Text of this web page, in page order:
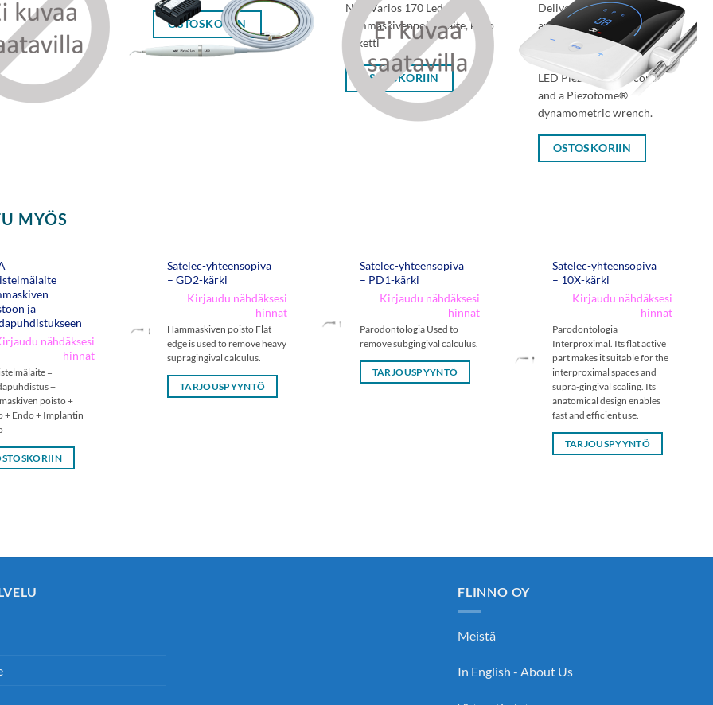
OSTOSKORIIN
NSK Varios 170 Led
hammaskivenpoistolaite, koko
paketti
OSTOSKORIIN
Delivered with an
autoclavable Newtron®
LED handpiece, an
autoclavable Newtron®
LED Piezotome® 2 cord
and a Piezotome®
dynamometric wrench.
OSTOSKORIIN
MYÖS
ja
nähdäksesi
hinnat
=
+
poisto +
+ Endo + Implantin
Satelec-yhteensopiva
– GD2-kärki
Kirjaudu nähdäksesi
hinnat
Hammaskiven poisto Flat
edge is used to remove heavy
supragingival calculus.
TARJOUSPYYNTÖ
Satelec-yhteensopiva
– PD1-kärki
Kirjaudu nähdäksesi
hinnat
Parodontologia Used to
remove subgingival calculus.
TARJOUSPYYNTÖ
Satelec-yhteensopiva
– 10X-kärki
Kirjaudu nähdäksesi
hinnat
Parodontologia
Interproximal. Its flat active
part makes it suitable for the
interproximal spaces and
supra-gingival scaling. Its
anatomical design enables
fast and efficient use.
TARJOUSPYYNTÖ
FLINNO OY
Meistä
In English - About Us